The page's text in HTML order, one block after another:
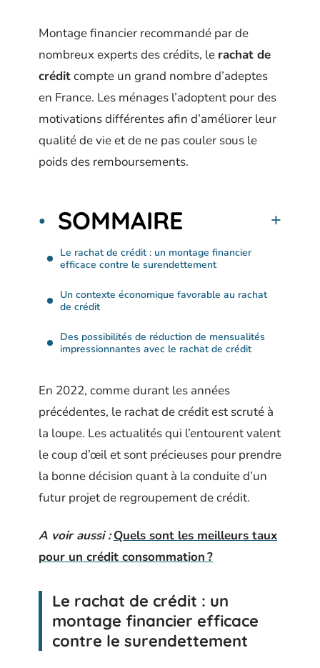
Montage financier recommandé par de
nombreux experts des crédits, le rachat de
créditcompte un grand nombre d’adeptes
en France. Les ménages l’adoptent pour des
motivations différentes afin d’améliorer leur
qualité de vie et de ne pas couler sous le
poids des remboursements.
SOMMAIRE
Le rachat de crédit : un montage financier
efficace contre le surendettement
Un contexte économique favorable au rachat
de crédit
Des possibilités de réduction de mensualités
impressionnantes avec le rachat de crédit
En 2022, comme durant les années
précédentes, le rachat de crédit est scruté à
la loupe. Les actualités qui l’entourent valent
le coup d’œil et sont précieuses pour prendre
la bonne décision quant à la conduite d’un
futur projet de regroupement de crédit.
A voir aussi : Quels sont les meilleurs taux
pour un crédit consommation ?
Le rachat de crédit : un
montage financier efficace
contre le surendettement